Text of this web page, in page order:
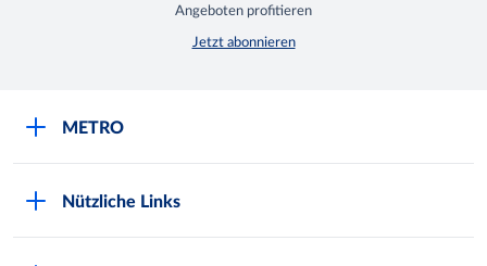
Angeboten profitieren
Jetzt abonnieren
METRO
Nützliche Links